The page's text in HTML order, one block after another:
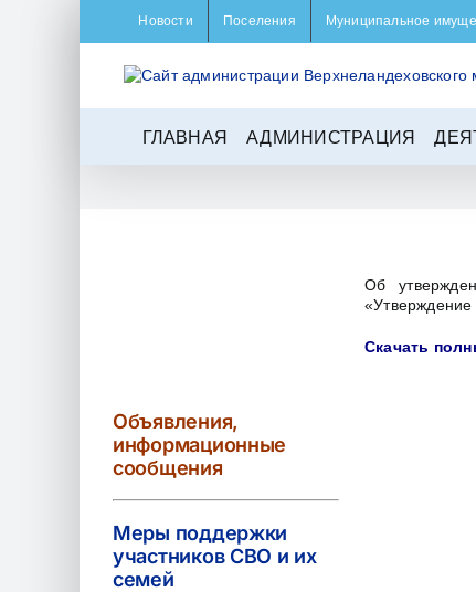
Новости Поселения Муниципальное
ГЛАВНАЯ АДМИНИСТРАЦИЯ
Об
«Утверждение
Скачать
Объявления,
информационные
сообщения
Меры поддержки
участников СВО и их
семей